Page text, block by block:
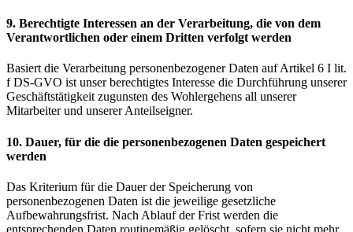
9. Berechtigte Interessen an der Verarbeitung, die von dem
Verantwortlichen oder einem Dritten verfolgt werden
Basiert die Verarbeitung personenbezogener Daten auf Artikel 6 I lit.
f DS-GVO ist unser berechtigtes Interesse die Durchführung unserer
Geschäftstätigkeit zugunsten des Wohlergehens all unserer
Mitarbeiter und unserer Anteilseigner.
10. Dauer, für die die personenbezogenen Daten gespeichert
werden
Das Kriterium für die Dauer der Speicherung von
personenbezogenen Daten ist die jeweilige gesetzliche
Aufbewahrungsfrist. Nach Ablauf der Frist werden die
entsprechenden Daten routinemäßig gelöscht, sofern sie nicht mehr